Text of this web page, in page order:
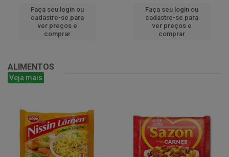
Faça seu login ou
cadastre-se para
ver preços e
comprar
Faça seu login ou
cadastre-se para
ver preços e
comprar
ALIMENTOS
Veja mais